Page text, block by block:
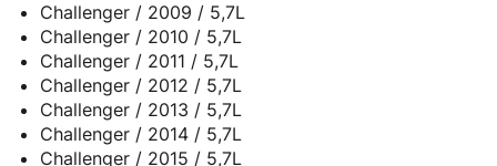
Challenger / 2009 / 5,7L
Challenger / 2010 / 5,7L
Challenger / 2011 / 5,7L
Challenger / 2012 / 5,7L
Challenger / 2013 / 5,7L
Challenger / 2014 / 5,7L
Challenger / 2015 / 5,7L